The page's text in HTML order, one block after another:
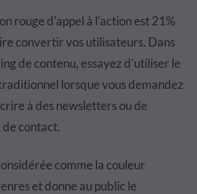
rouge d'appel à l'action est 21%
convertir vos utilisateurs. Dans
de contenu, essayez d'utiliser le
lorsque vous demandez
à des newsletters ou de
contact.
comme la couleur
et donne au public le